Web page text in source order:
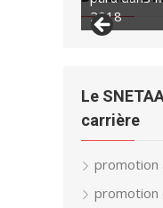
2018
2018
Le
carrière
promotion
promotion